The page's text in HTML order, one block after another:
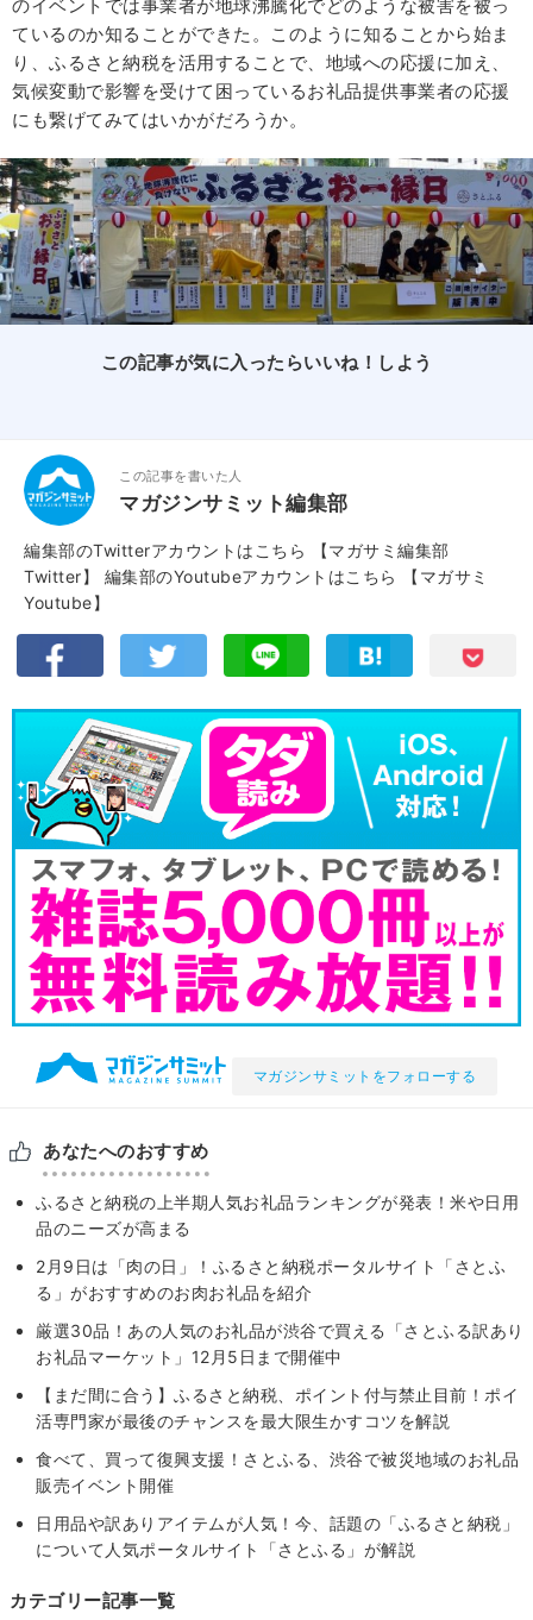
のイベントでは事業者が地球沸騰化でどのような被害を被っ
ているのか知ることができた。このように知ることから始ま
り、ふるさと納税を活用することで、地域への応援に加え、
気候変動で影響を受けて困っているお礼品提供事業者の応援
にも繋げてみてはいかがだろうか。
この記事が気に入ったらいいね！しよう
この記事を書いた人
マガジンサミット編集部
編集部のTwitterアカウントはこちら
【マガサミ編集部
Twitter】
編集部のYoutubeアカウントはこちら
【マガサミ
Youtube】
マガジンサミットをフォローする
あなたへのおすすめ
ふるさと納税の上半期⼈気お礼品ランキングが発表！米や日用
品のニーズが高まる
2月9日は「肉の日」！ふるさと納税ポータルサイト「さとふ
る」がおすすめのお肉お礼品を紹介
厳選30品！あの人気のお礼品が渋谷で買える「さとふる訳あり
お礼品マーケット」12月5日まで開催中
【まだ間に合う】ふるさと納税、ポイント付与禁止目前！ポイ
活専門家が最後のチャンスを最大限生かすコツを解説
食べて、買って復興支援！さとふる、渋谷で被災地域のお礼品
販売イベント開催
日用品や訳ありアイテムが人気！今、話題の「ふるさと納税」
について人気ポータルサイト「さとふる」が解説
カテゴリー記事一覧